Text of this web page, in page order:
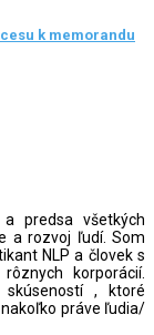
k memorandu
predsa všetkých
a rozvoj ľudí. Som
NLP a človek s
korporácií.
, ktoré
práve ľudia/